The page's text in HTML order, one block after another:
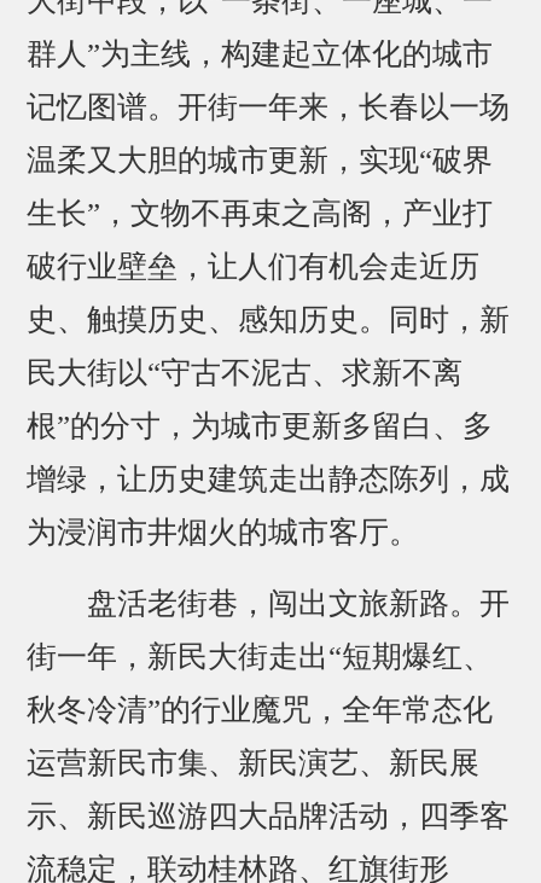
群人”为主线，构建起立体化的城市
记忆图谱。开街一年来，长春以一场
温柔又大胆的城市更新，实现“破界
生长”，文物不再束之高阁，产业打
破行业壁垒，让人们有机会走近历
史、触摸历史、感知历史。同时，新
民大街以“守古不泥古、求新不离
根”的分寸，为城市更新多留白、多
增绿，让历史建筑走出静态陈列，成
为浸润市井烟火的城市客厅。
盘活老街巷，闯出文旅新路。开
街一年，新民大街走出“短期爆红、
秋冬冷清”的行业魔咒，全年常态化
运营新民市集、新民演艺、新民展
示、新民巡游四大品牌活动，四季客
流稳定，联动桂林路、红旗街形